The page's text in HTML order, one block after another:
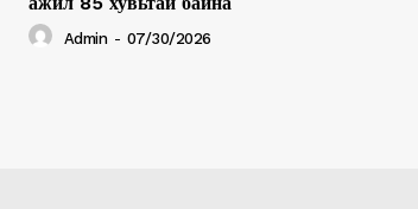
Admin - 07/30/2026